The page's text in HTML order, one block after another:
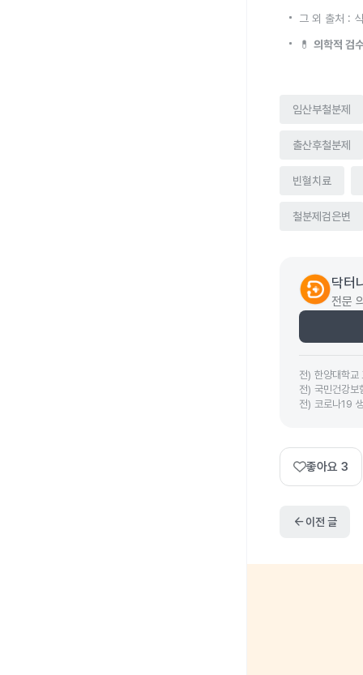
그 외 출처 :
💊 의학적 검
임산부철분제
출산후철분제
빈혈치료
철분제검은변
닥터
전문
전) 한양대학교
전) 국민건강보
전) 코로나19
좋아요 3
arrow_back이전 글